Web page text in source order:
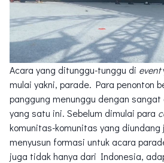
Acara yang ditunggu-tunggu di event
mulai yakni, parade. Para penonton
panggung menunggu dengan
yang satu ini. Sebelum dimulai para
komunitas-komunitas yang diundang
menyusun formasi untuk acara
juga tidak hanya dari Indonesia,